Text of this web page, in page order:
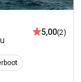
5,00(2)